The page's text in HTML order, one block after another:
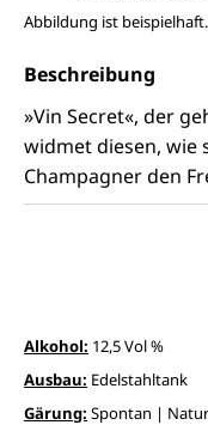
Abbildung ist beispielhaft.
Beschreibung
»Vin Secret«, der
widmet diesen, wie
Champagner den
Alkohol: 12,5 Vol %
Ausbau: Edelstahltank
Gärung: Spontan |